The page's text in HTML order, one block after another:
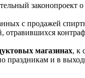
законопроект о
с продажей
отравившихся
магазинах, к
праздникам и в